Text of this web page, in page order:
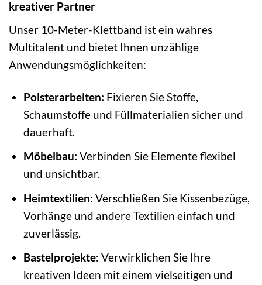
kreativer Partner
Unser 10-Meter-Klettband ist ein wahres
Multitalent und bietet Ihnen unzählige
Anwendungsmöglichkeiten:
Polsterarbeiten: Fixieren Sie Stoffe,
Schaumstoffe und Füllmaterialien sicher und
dauerhaft.
Möbelbau: Verbinden Sie Elemente flexibel
und unsichtbar.
Heimtextilien: Verschließen Sie Kissenbezüge,
Vorhänge und andere Textilien einfach und
zuverlässig.
Bastelprojekte: Verwirklichen Sie Ihre
kreativen Ideen mit einem vielseitigen und